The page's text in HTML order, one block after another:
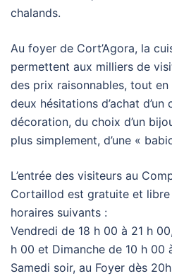
chalands.
Au foyer de Cort’Agora, la
permettent aux milliers de
des prix raisonnables, tout
deux hésitations d’achat d’un
décoration, du choix d’un
plus simplement, d’une «
L’entrée des visiteurs au
Cortaillod est gratuite et
horaires suivants :
Vendredi de 18 h 00 à 21 h
h 00 et Dimanche de 10 h 00
Samedi soir, au Foyer dès